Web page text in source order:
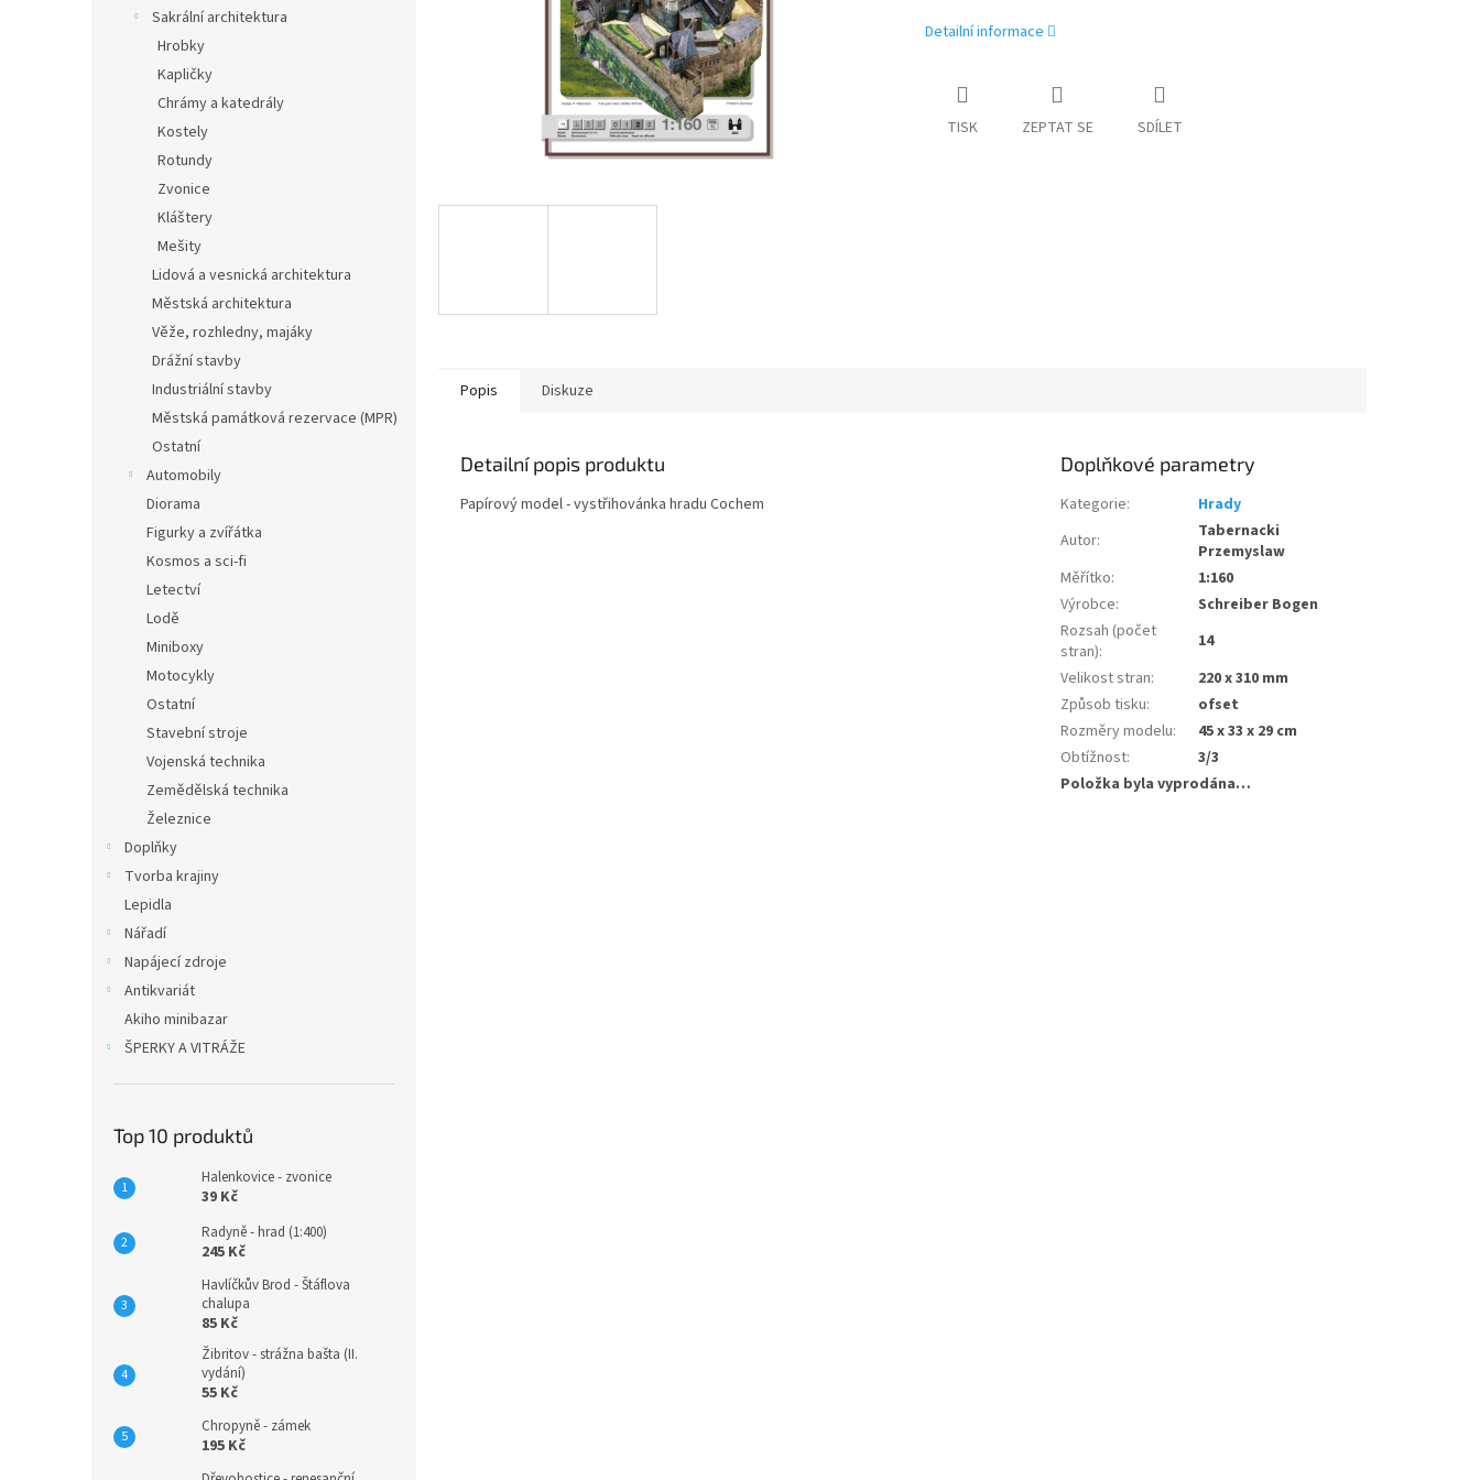
Sakrální architektura
Hrobky
Kapličky
Chrámy a katedrály
Kostely
Rotundy
Zvonice
Kláštery
Mešity
Lidová a vesnická architektura
Městská architektura
Věže, rozhledny, majáky
Drážní stavby
Industriální stavby
Městská památková rezervace (MPR)
Ostatní
Automobily
Diorama
Figurky a zvířátka
Kosmos a sci-fi
Letectví
Lodě
Miniboxy
Motocykly
Ostatní
Stavební stroje
Vojenská technika
Zemědělská technika
Železnice
Doplňky
Tvorba krajiny
Lepidla
Nářadí
Napájecí zdroje
Antikvariát
Akiho minibazar
ŠPERKY A VITRÁŽE
Top 10 produktů
Halenkovice - zvonice
39 Kč
Radyně - hrad (1:400)
245 Kč
Havlíčkův Brod - Štáflova
chalupa
85 Kč
Žibritov - strážna bašta (II.
vydání)
55 Kč
Chropyně - zámek
195 Kč
Detailní informace
TISK ZEPTAT SE SDÍLET
Popis Diskuze
Detailní popis produktu
Papírový model - vystřihovánka hradu Cochem
Doplňkové parametry
Kategorie:
Hrady
Autor:
Tabernacki
Przemyslaw
Měřítko:
1:160
Výrobce:
Schreiber Bogen
Rozsah (počet
stran):
14
Velikost stran:
220 x 310 mm
Způsob tisku:
ofset
Rozměry modelu:
45 x 33 x 29 cm
Obtížnost:
3/3
Položka byla vyprodána…